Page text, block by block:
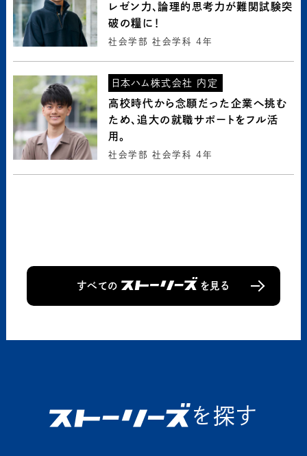
レゼン力、論理的思考力が難関試験突
破の糧に！
社会学部 社会学科 4年
日本ハム株式会社 内定
高校時代から念願だった企業へ挑む
ため、追大の就職サポートをフル活
用。
社会学部 社会学科 4年
すべての を見る
を探す